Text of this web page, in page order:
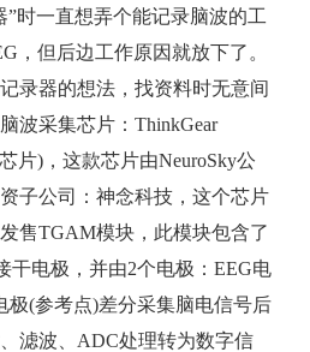
时一直想弄个能记录脑波的工
，但后边工作原因就放下了。
录器的想法，找资料时无意间
波采集芯片：ThinkGear
片)，这款芯片由NeuroSky公
子公司：神念科技，这个芯片
售TGAM模块，此模块包含了
干电极，并由2个电极：EEG电
极(参考点)差分采集脑电信号后
滤波、ADC处理转为数字信